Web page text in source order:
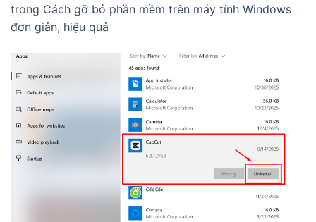
trong Cách gỡ bỏ phần mềm trên máy tính Windows
đơn giản, hiệu quả